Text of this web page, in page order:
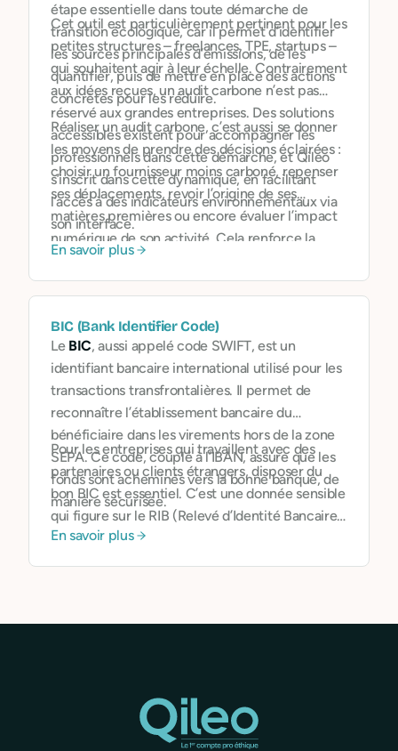
étape essentielle dans toute démarche de
transition écologique, car il permet d’identifier
les sources principales d’émissions, de les
quantifier, puis de mettre en place des actions
concrètes pour les réduire.
Cet outil est particulièrement pertinent pour les
petites structures – freelances, TPE, startups –
qui souhaitent agir à leur échelle. Contrairement
aux idées reçues, un audit carbone n’est pas
réservé aux grandes entreprises. Des solutions
accessibles existent pour accompagner les
professionnels dans cette démarche, et Qileo
s’inscrit dans cette dynamique, en facilitant
l’accès à des indicateurs environnementaux via
son interface.
Réaliser un audit carbone, c’est aussi se donner
les moyens de prendre des décisions éclairées :
choisir un fournisseur moins carboné, repenser
ses déplacements, revoir l’origine de ses
matières premières ou encore évaluer l’impact
numérique de son activité. Cela renforce la
cohérence de la démarche RSE et peut devenir
un argument différenciant face à des clients ou
En savoir plus
BIC (Bank Identifier Code)
Le BIC, aussi appelé code SWIFT, est un
identifiant bancaire international utilisé pour les
transactions transfrontalières. Il permet de
reconnaître l’établissement bancaire du
bénéficiaire dans les virements hors de la zone
SEPA. Ce code, couplé à l’IBAN, assure que les
fonds sont acheminés vers la bonne banque, de
manière sécurisée.
Pour les entreprises qui travaillent avec des
partenaires ou clients étrangers, disposer du
bon BIC est essentiel. C’est une donnée sensible
qui figure sur le RIB (Relevé d’Identité Bancaire)
et qui doit être transmise avec précaution. Dans
En savoir plus